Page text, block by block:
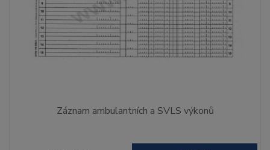
Záznam ambulantních a SVLS výkonů